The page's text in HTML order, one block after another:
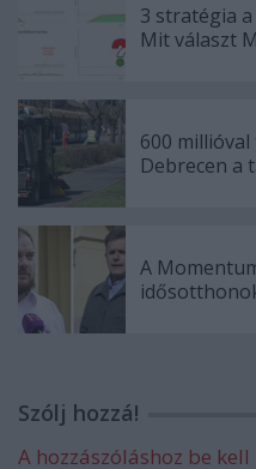
3 stratégia
Mit választ
600
Debrecen a
A
Szólj hozzá!
A hozzászóláshoz be